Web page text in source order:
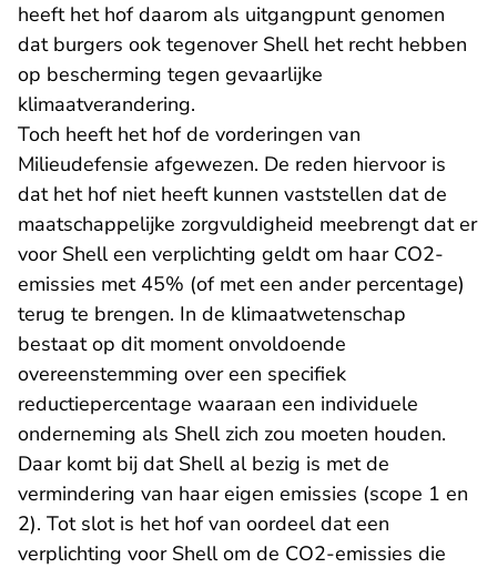
heeft het hof daarom als uitgangpunt genomen
dat burgers ook tegenover Shell het recht hebben
op bescherming tegen gevaarlijke
klimaatverandering.
Toch heeft het hof de vorderingen van
Milieudefensie afgewezen. De reden hiervoor is
dat het hof niet heeft kunnen vaststellen dat de
maatschappelijke zorgvuldigheid meebrengt dat er
voor Shell een verplichting geldt om haar CO2-
emissies met 45% (of met een ander percentage)
terug te brengen. In de klimaatwetenschap
bestaat op dit moment onvoldoende
overeenstemming over een specifiek
reductiepercentage waaraan een individuele
onderneming als Shell zich zou moeten houden.
Daar komt bij dat Shell al bezig is met de
vermindering van haar eigen emissies (scope 1 en
2). Tot slot is het hof van oordeel dat een
verplichting voor Shell om de CO2-emissies die